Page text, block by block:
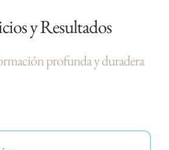
y Resultados
profunda y duradera